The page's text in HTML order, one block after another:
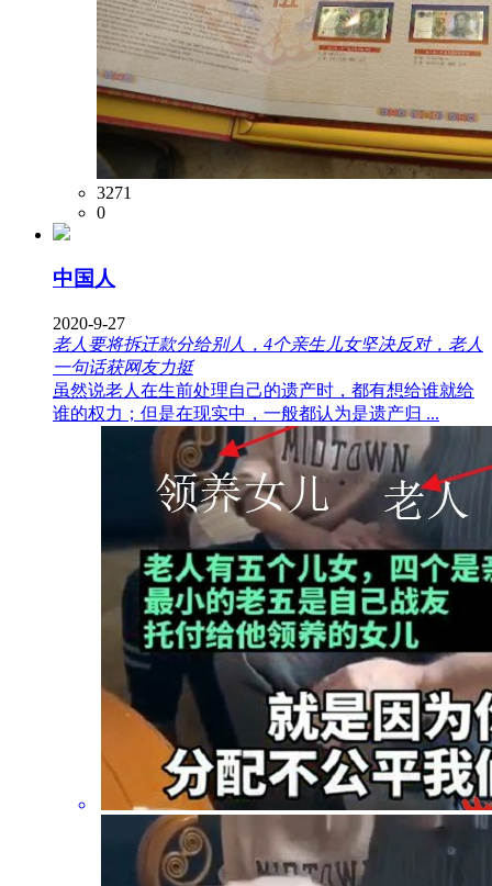
3271
0
中国人
2020-9-27
老人要将拆迁款分给别人，4个亲生儿女坚决反对，老人
一句话获网友力挺
虽然说老人在生前处理自己的遗产时，都有想给谁就给
谁的权力；但是在现实中，一般都认为是遗产归 ...